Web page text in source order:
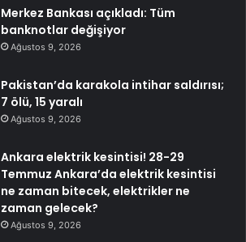
Merkez Bankası açıkladı: Tüm
banknotlar değişiyor
Ağustos 9, 2026
Pakistan’da karakola intihar saldırısı;
7 ölü, 15 yaralı
Ağustos 9, 2026
Ankara elektrik kesintisi! 28-29
Temmuz Ankara’da elektrik kesintisi
ne zaman bitecek, elektrikler ne
zaman gelecek?
Ağustos 9, 2026